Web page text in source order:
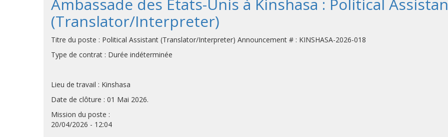
Ambassade des États-Unis à Kinshasa : Political
(Translator/Interpreter)
Titre du poste : Political Assistant (Translator/Interpreter) Announcement # : KINSHASA-2026-018
Type de contrat : Durée indéterminée
Lieu de travail : Kinshasa
Date de clôture : 01 Mai 2026.
Mission du poste :
20/04/2026 - 12:04